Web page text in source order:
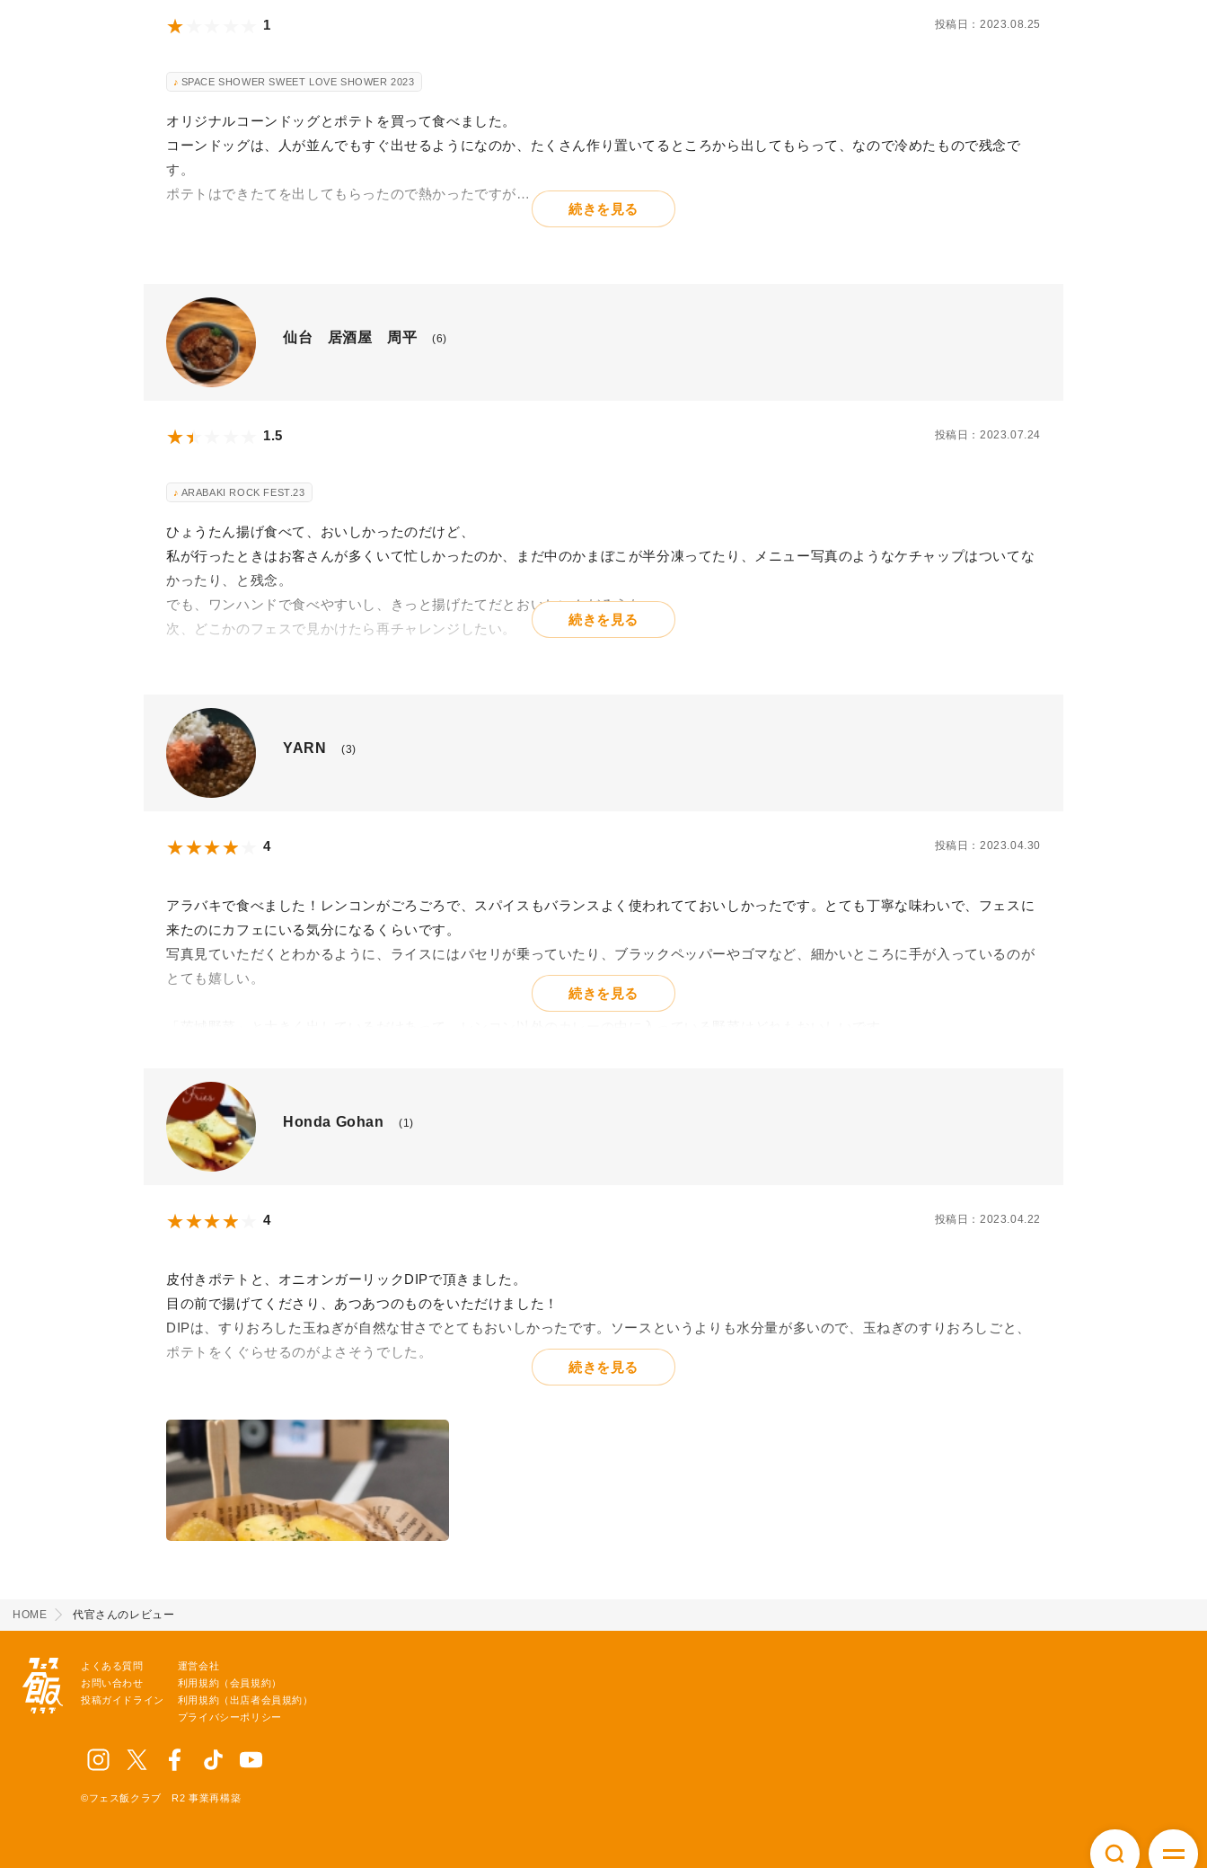
1 投稿日：2023.08.25
SPACE SHOWER SWEET LOVE SHOWER 2023
オリジナルコーンドッグとポテトを買って食べました。
コーンドッグは、人が並んでもすぐ出せるようになのか、たくさん作り置いてるところから出してもらって、なので冷めたもので残念で
す。
ポテトはできたてを出してもらったので熱かったですが…
続きを見る
仙台 居酒屋 周平 (6)
1.5 投稿日：2023.07.24
ARABAKI ROCK FEST.23
ひょうたん揚げ食べて、おいしかったのだけど、
私が行ったときはお客さんが多くいて忙しかったのか、まだ中のかまぼこが半分凍ってたり、メニュー写真のようなケチャップはついてな
かったり、と残念。
でも、ワンハンドで食べやすいし、きっと揚げたてだとおいしいんだろうな。
次、どこかのフェスで見かけたら再チャレンジしたい。
続きを見る
YARN (3)
4 投稿日：2023.04.30
アラバキで食べました！レンコンがごろごろで、スパイスもバランスよく使われてておいしかったです。とても丁寧な味わいで、フェスに
来たのにカフェにいる気分になるくらいです。
写真見ていただくとわかるように、ライスにはパセリが乗っていたり、ブラックペッパーやゴマなど、細かいところに手が入っているのが
とても嬉しい。
辛みはほとんどないので、大人も子供も食べやすそう。
ただ、お漬物だけはなんだか急に味が強くて自分にとってはいまいちポイントだったので、レビューは４にしました。
続きを見る
Honda Gohan (1)
4 投稿日：2023.04.22
皮付きポテトと、オニオンガーリックDIPで頂きました。
目の前で揚げてくださり、あつあつのものをいただけました！
DIPは、すりおろした玉ねぎが自然な甘さでとてもおいしかったです。ソースというよりも水分量が多いので、玉ねぎのすりおろしごと、
ポテトをくぐらせるのがよさそうでした。
続きを見る
HOME 代官さんのレビュー
よくある質問
お問い合わせ
投稿ガイドライン
運営会社
利用規約（会員規約）
利用規約（出店者会員規約）
プライバシーポリシー
©フェス飯クラブ R2 事業再構築